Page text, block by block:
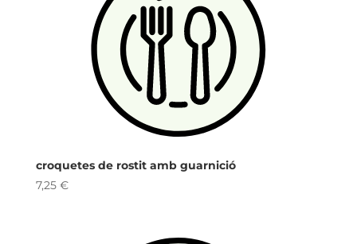
croquetes de rostit amb guarnició
7,25 €